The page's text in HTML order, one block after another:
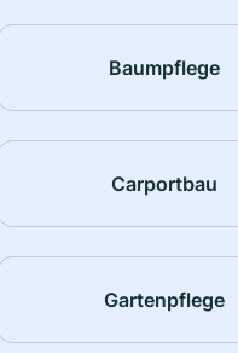
Baumpflege
Carportbau
Gartenpflege